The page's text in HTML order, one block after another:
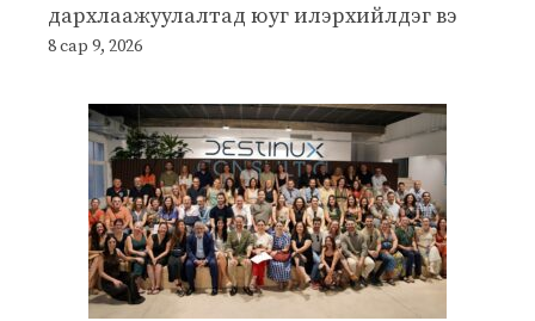
дархлаажуулалтад юуг илэрхийлдэг вэ
8 сар 9, 2026